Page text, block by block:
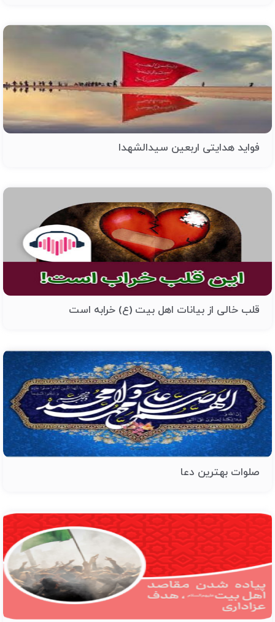
فواید هدایتی اربعین سیدالشهدا
قلب خالی از بیانات اهل بیت (ع) خرابه است
صلوات بهترین دعا